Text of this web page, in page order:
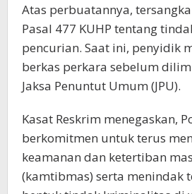
Atas perbuatannya,
Pasal 477 KUHP tentang
pencurian. Saat ini, penyidik
berkas perkara sebelum
Jaksa Penuntut Umum (JPU).
Kasat Reskrim menegaskan,
berkomitmen untuk terus
keamanan dan ketertiban
(kamtibmas) serta menindak